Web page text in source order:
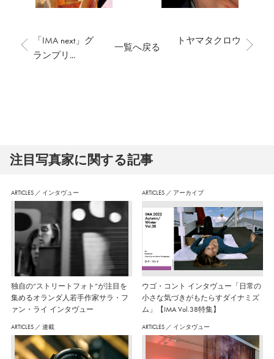
「IMA next」グ
ランプリ...
トヤマタクロウ
一覧へ戻る
注⽬写真家に関する記事
ARTICLES ／ インタヴュー
独自の“ストリートフォト”が注目を
集めるオランダ人若手作家サラ・フ
ァン・ライ インタヴュー
ARTICLES ／ アーカイブ
ウゴ・コント インタヴュー「日常の
小さな気づきがもたらすダイナミズ
ム」【IMA Vol.38特集】
ARTICLES ／ 連載 ARTICLES ／ インタヴュー